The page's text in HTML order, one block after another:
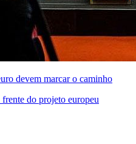
devem marcar o caminho
do projeto europeu